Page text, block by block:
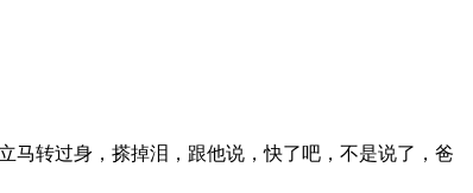
马转过身，搽掉泪，跟他说，快了吧，不是说了，爸